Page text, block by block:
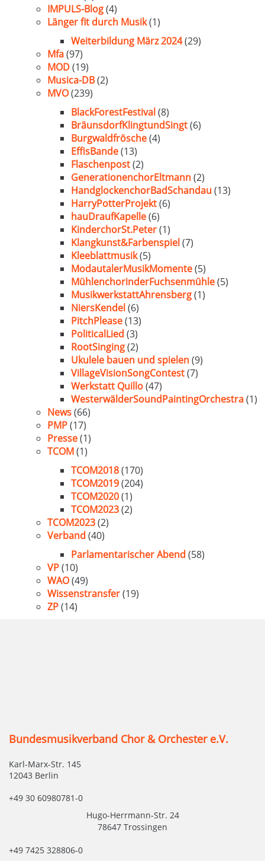
IMPULS-Blog(4)
Länger fit durch Musik(1)
Weiterbildung März 2024(29)
Mfa(97)
MOD(19)
Musica-DB(2)
MVO(239)
BlackForestFestival(8)
BräunsdorfKlingtundSingt(6)
Burgwaldfrösche(4)
EffisBande(13)
Flaschenpost(2)
GenerationenchorEltmann(2)
HandglockenchorBadSchandau(13)
HarryPotterProjekt(6)
hauDraufKapelle(6)
KinderchorSt.Peter(1)
Klangkunst&Farbenspiel(7)
Kleeblattmusik(5)
ModautalerMusikMomente(5)
MühlenchorinderFuchsenmühle(5)
MusikwerkstattAhrensberg(1)
NiersKendel(6)
PitchPlease(13)
PoliticalLied (3)
RootSinging(2)
Ukulele bauen und spielen(9)
VillageVisionSongContest(7)
Werkstatt Quillo(47)
WesterwälderSoundPaintingOrchestra(1)
News(66)
PMP(17)
Presse(1)
TCOM(1)
TCOM2018(170)
TCOM2019(204)
TCOM2020(1)
TCOM2023(2)
TCOM2023(2)
Verband (40)
Parlamentarischer Abend (58)
VP(10)
WAO(49)
Wissenstransfer(19)
ZP(14)
Bundesmusikverband Chor & Orchester e.V.
Karl-Marx-Str. 145
12043 Berlin
+49 30 60980781-0
Hugo-Herrmann-Str. 24
78647 Trossingen
+49 7425 328806-0